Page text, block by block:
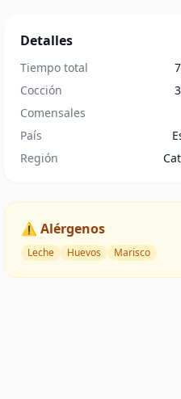
Detalles
Tiempo total
Cocción
Comensales
País
Región
⚠️ Alérgenos
Leche Huevos Marisco